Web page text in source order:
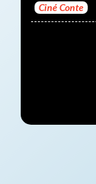
Ciné Conte